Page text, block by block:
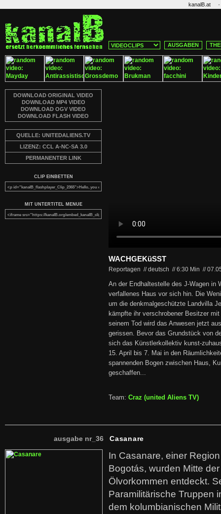
kanalB.at ·
AUSGABEN
DOWNLOAD ORIGINAL VIDEO
DOWNLOAD MP4 VIDEO
DOWNLOAD OGV VIDEO
DOWNLOAD FLASH VIDEO
QUELLE: UNITEDALIENS.TV
LIZENZ: CCL A-NC-SA 3.0
PERMANENTER LINK
CLIP EINBETTEN
MIT UNTERTITEL MENUE
WACHGEKüSST
Reportagen // deutsch //6:30 Min //
An der Endhaltestelle des J-Wagen in
verfallenes Haus vor sich hin. Die
um die denkmalgeschützte Landvilla
kämpfte ihr verschrobener Besitzer
seinem Tod wird das Anwesen jetzt
gerissen. Bevor das Grundstück von
sich das Künstlerkollektiv kunst-
15. April bis 7. Mai in den
spannenden Bogen zwischen Haus,
geschaffen...
Team: Craz (united Aliens TV)
ausgabe nr_36 Casanare
In Casanare, einer
Bogotás, wurden Mitte
Ölvorkommen entdeckt.
Paramilitärische Truppen
dem kolumbianischen